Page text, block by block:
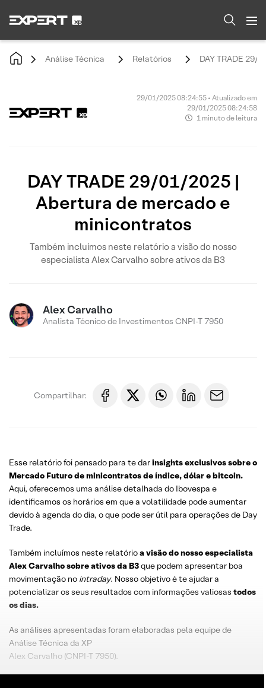
Análise Técnica Relatórios DAY TRADE 29/
29/01/2025 08:24:55 • Atualizado em
29/01/2025 08:24:58
1 minuto de leitura
DAY TRADE 29/01/2025 |
Abertura de mercado e
minicontratos
Também incluímos neste relatório a visão do nosso
especialista Alex Carvalho sobre ativos da B3
Alex Carvalho
Analista Técnico de Investimentos CNPI-T 7950
Compartilhar:
Esse relatório foi pensado para te darinsights exclusivos sobre o
Mercado Futuro de minicontratos de índice, dólar e bitcoin.
Aqui, oferecemos uma análise detalhada do Ibovespa e
identificamos os horários em que a volatilidade pode aumentar
devido à agenda do dia, o que pode ser útil para operações de Day
Trade.
Também incluímos neste relatórioa visão do nosso especialista
Alex Carvalho sobre ativos da B3que podem apresentar boa
movimentação no intraday. Nosso objetivo é te ajudar a
potencializar os seus resultados com informações valiosas todos
os dias.
As análises apresentadas foram elaboradas pela equipe de
Análise Técnica da XP
Alex Carvalho (CNPI-T 7950).